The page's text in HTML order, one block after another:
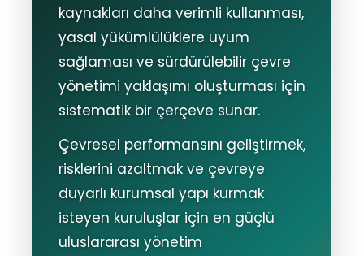
kaynakları daha verimli kullanması,
yasal yükümlülüklere uyum
sağlaması ve sürdürülebilir çevre
yönetimi yaklaşımı oluşturması için
sistematik bir çerçeve sunar.
Çevresel performansını geliştirmek,
risklerini azaltmak ve çevreye
duyarlı kurumsal yapı kurmak
isteyen kuruluşlar için en güçlü
uluslararası yönetim